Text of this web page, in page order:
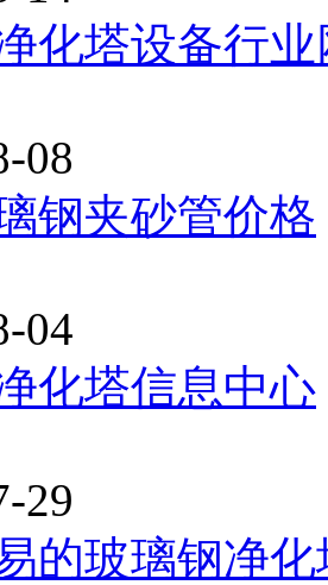
化塔设备行业
08
钢夹砂管价格
04
化塔信息中心
29
的玻璃钢净化